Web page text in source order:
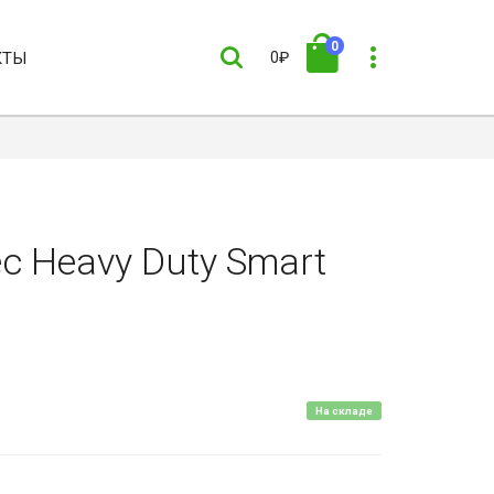
0₽
0
Heavy Duty Smart
На складе